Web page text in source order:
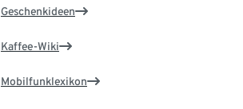
Geschenkideen
Kaffee-Wiki
Mobilfunklexikon